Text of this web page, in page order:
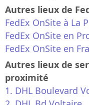
Autres lieux de
FedEx OnSite à La
FedEx OnSite en
FedEx OnSite en
Autres lieux de
proximité
1. DHL Boulevard